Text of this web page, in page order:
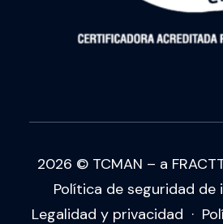
2026 © TCMAN – a
Política de seguridad de
Legalidad y privacidad ·